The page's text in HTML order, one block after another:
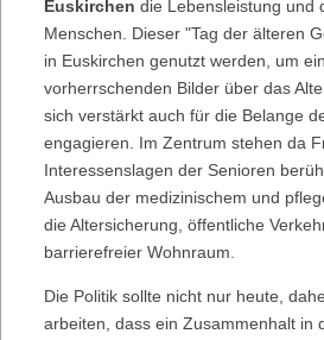
Euskirchen die Lebensleistung und
Menschen. Dieser "Tag der älteren
in Euskirchen genutzt werden, um
vorherrschenden Bilder über das
sich verstärkt auch für die Belange
engagieren. Im Zentrum stehen da
Interessenslagen der Senioren
Ausbau der medizinischem und
die Altersicherung, öffentliche
barrierefreier Wohnraum.
Die Politik sollte nicht nur heute,
arbeiten, dass ein Zusammenhalt in